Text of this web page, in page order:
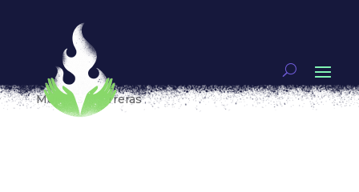
A 20 años de «Legalmente rubia», ¿una película
feminista?
poranalauraperez FEMINISMOS
Mujeres guerreras